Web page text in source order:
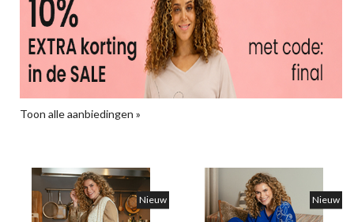
Toon alle aanbiedingen »
Nieuw Nieuw